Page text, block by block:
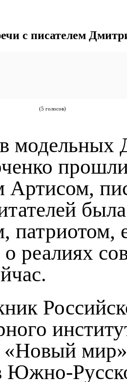
с писателем
(5 голосов)
модельных
прошли
была
патриотом,
реалиях
Южно-